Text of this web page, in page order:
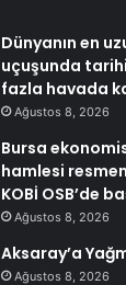
Dünyanın en
uçuşunda
fazla havada
Ağustos 8, 2026
Bursa
hamlesi
KOBİ OSB’de
Ağustos 8, 2026
Aksaray’a
Ağustos 8, 2026